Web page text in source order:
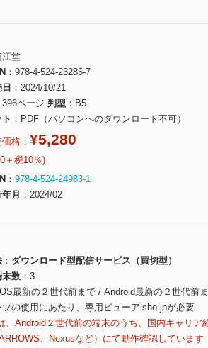
江堂
978-4-524-23285-7
2024/10/21
396ページ 判型
B5
PDF（パソコンへのダウンロード不可）
格： ¥5,280
＋税10％)
978-4-524-24983-1
月
2024/02
ダウンロード型配信サービス（買切型）
末数
3
最新の２世代前まで / Android最新の２世代前
の使用にあたり、専用ビューアisho.jpが必要
、Android２世代前の端末のうち、国内キャリア
、Nexusなど）にて動作確認しています